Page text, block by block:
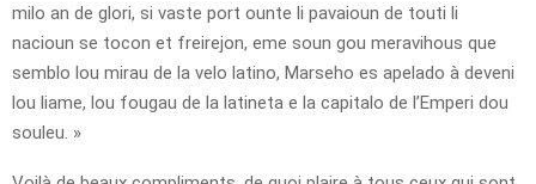
milo an de glori, si vaste port ounte li pavaioun de touti li
nacioun se tocon et freirejon, eme soun gou meravihous que
semblo lou mirau de la velo latino, Marseho es apelado à deveni
lou liame, lou fougau de la latineta e la capitalo de l’Emperi dou
souleu. »